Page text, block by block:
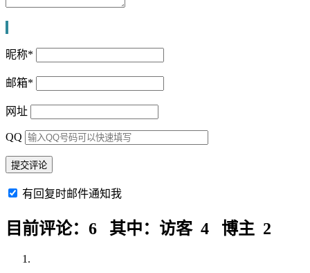
昵称*
邮箱*
网址
QQ
有回复时邮件通知我
目前评论：6 其中：访客 4 博主 2